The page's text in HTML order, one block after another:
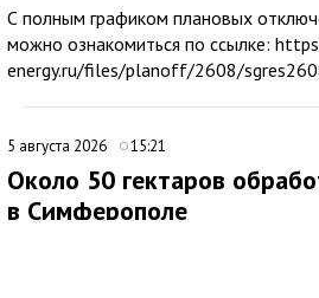
С полным графиком плановых
можно ознакомиться по ссылке:
energy.ru/files/planoff/2608/
5 августа 2026 15:21
Около 50 гектаров
в Симферополе